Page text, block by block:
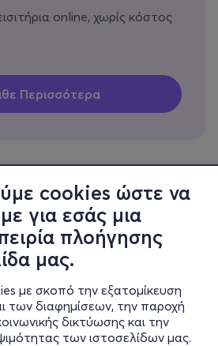
cookies ώστε να
για εσάς μια
πλοήγησης
μας.
με σκοπό την εξατομίκευση
των διαφημίσεων, την παροχή
δικτύωσης και την
των ιστοσελίδων μας.
online, χωρίς κόστος